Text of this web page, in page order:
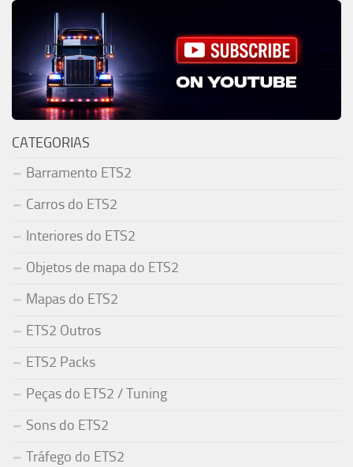
CATEGORIAS
Barramento ETS2
Carros do ETS2
Interiores do ETS2
Objetos de mapa do ETS2
Mapas do ETS2
ETS2 Outros
ETS2 Packs
Peças do ETS2 / Tuning
Sons do ETS2
Tráfego do ETS2